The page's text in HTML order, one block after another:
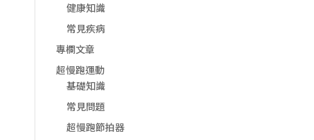
健康知識
常見疾病
專欄文章
超慢跑運動
基礎知識
常見問題
超慢跑節拍器